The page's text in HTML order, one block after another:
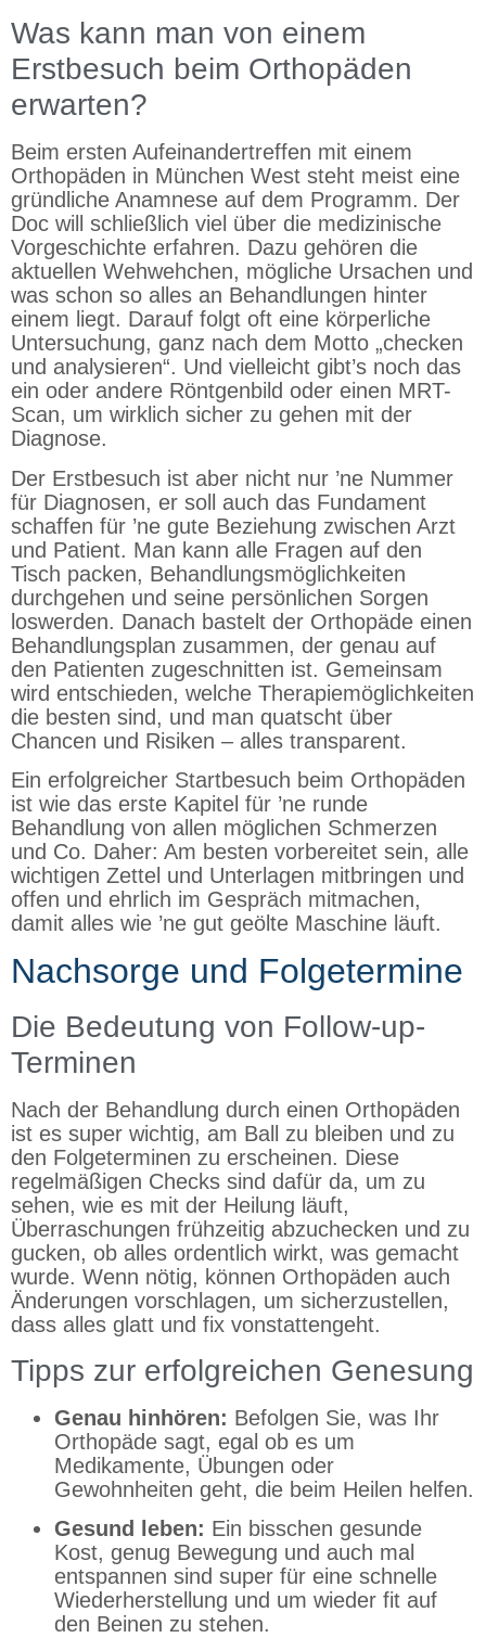
Was kann man von einem
Erstbesuch beim Orthopäden
erwarten?
Beim ersten Aufeinandertreffen mit einem
Orthopäden in München West steht meist eine
gründliche Anamnese auf dem Programm. Der
Doc will schließlich viel über die medizinische
Vorgeschichte erfahren. Dazu gehören die
aktuellen Wehwehchen, mögliche Ursachen und
was schon so alles an Behandlungen hinter
einem liegt. Darauf folgt oft eine körperliche
Untersuchung, ganz nach dem Motto „checken
und analysieren“. Und vielleicht gibt’s noch das
ein oder andere Röntgenbild oder einen MRT-
Scan, um wirklich sicher zu gehen mit der
Diagnose.
Der Erstbesuch ist aber nicht nur ’ne Nummer
für Diagnosen, er soll auch das Fundament
schaffen für ’ne gute Beziehung zwischen Arzt
und Patient. Man kann alle Fragen auf den
Tisch packen, Behandlungsmöglichkeiten
durchgehen und seine persönlichen Sorgen
loswerden. Danach bastelt der Orthopäde einen
Behandlungsplan zusammen, der genau auf
den Patienten zugeschnitten ist. Gemeinsam
wird entschieden, welche Therapiemöglichkeiten
die besten sind, und man quatscht über
Chancen und Risiken – alles transparent.
Ein erfolgreicher Startbesuch beim Orthopäden
ist wie das erste Kapitel für ’ne runde
Behandlung von allen möglichen Schmerzen
und Co. Daher: Am besten vorbereitet sein, alle
wichtigen Zettel und Unterlagen mitbringen und
offen und ehrlich im Gespräch mitmachen,
damit alles wie ’ne gut geölte Maschine läuft.
Nachsorge und Folgetermine
Die Bedeutung von Follow-up-
Terminen
Nach der Behandlung durch einen Orthopäden
ist es super wichtig, am Ball zu bleiben und zu
den Folgeterminen zu erscheinen. Diese
regelmäßigen Checks sind dafür da, um zu
sehen, wie es mit der Heilung läuft,
Überraschungen frühzeitig abzuchecken und zu
gucken, ob alles ordentlich wirkt, was gemacht
wurde. Wenn nötig, können Orthopäden auch
Änderungen vorschlagen, um sicherzustellen,
dass alles glatt und fix vonstattengeht.
Tipps zur erfolgreichen Genesung
Genau hinhören: Befolgen Sie, was Ihr
Orthopäde sagt, egal ob es um
Medikamente, Übungen oder
Gewohnheiten geht, die beim Heilen helfen.
Gesund leben: Ein bisschen gesunde
Kost, genug Bewegung und auch mal
entspannen sind super für eine schnelle
Wiederherstellung und um wieder fit auf
den Beinen zu stehen.